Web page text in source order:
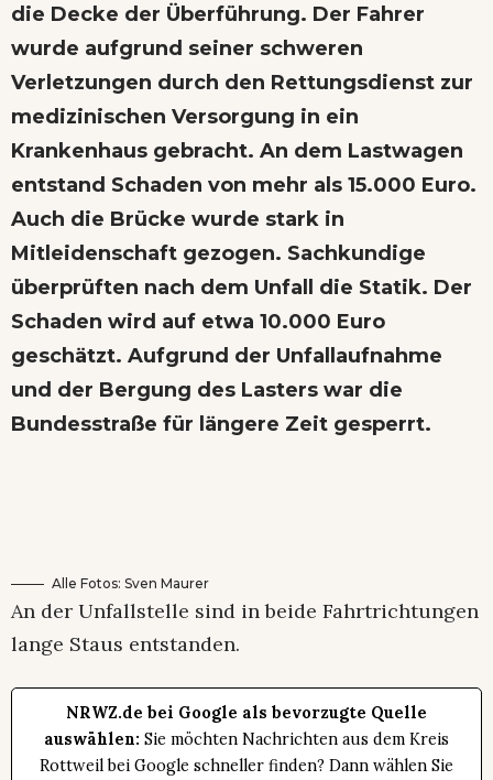
die Decke der Überführung. Der Fahrer
wurde aufgrund seiner schweren
Verletzungen durch den Rettungsdienst zur
medizinischen Versorgung in ein
Krankenhaus gebracht. An dem Lastwagen
entstand Schaden von mehr als 15.000 Euro.
Auch die Brücke wurde stark in
Mitleidenschaft gezogen. Sachkundige
überprüften nach dem Unfall die Statik. Der
Schaden wird auf etwa 10.000 Euro
geschätzt. Aufgrund der Unfallaufnahme
und der Bergung des Lasters war die
Bundesstraße für längere Zeit gesperrt.
Alle Fotos: Sven Maurer
An der Unfallstelle sind in beide Fahrtrichtungen
lange Staus entstanden.
NRWZ.de bei Google als bevorzugte Quelle
auswählen: Sie möchten Nachrichten aus dem Kreis
Rottweil bei Google schneller finden? Dann wählen Sie